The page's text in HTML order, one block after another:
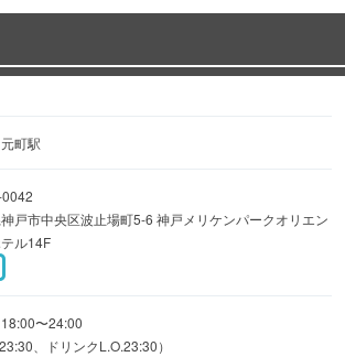
町駅
戸市中央区波止場町5-6 神戸メリケンパークオリエン
ル14F
〜24:00
、ドリンクL.O.23:30）